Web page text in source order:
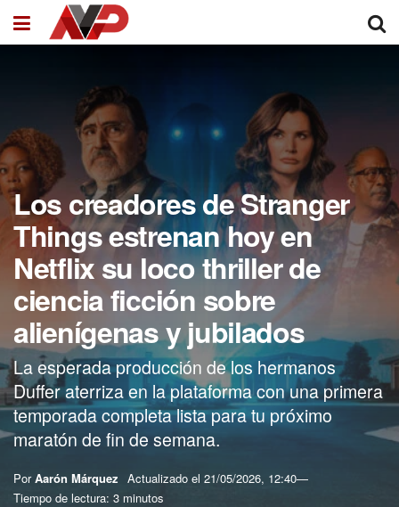
Los creadores de Stranger
Things estrenan hoy en
Netflix su loco thriller de
ciencia ficción sobre
alienígenas y jubilados
La esperada producción de los hermanos
Duffer aterriza en la plataforma con una primera
temporada completa lista para tu próximo
maratón de fin de semana.
Por Aarón Márquez Actualizado el 21/05/2026, 12:40
Tiempo de lectura: 3 minutos